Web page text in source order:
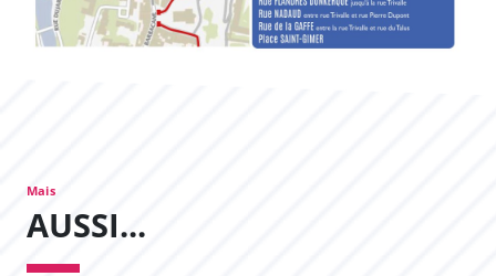
Mais
AUSSI...